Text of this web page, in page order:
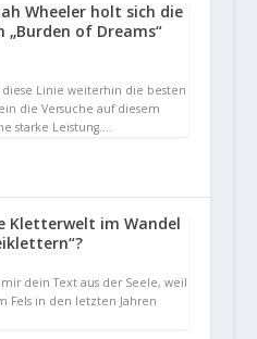
Wheeler holt sich die
„Burden of Dreams“
diese Linie weiterhin die besten
die Versuche auf diesem
starke Leistung.…
Kletterwelt im Wandel
dein Text aus der Seele, weil
Fels in den letzten Jahren